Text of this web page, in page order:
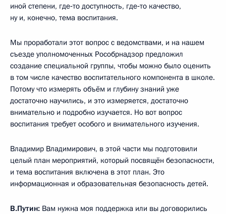
иной степени, где‑то доступность, где‑то качество,
ну и, конечно, тема воспитания.
Мы проработали этот вопрос с ведомствами, и на нашем
съезде уполномоченных Рособрнадзор предложил
создание специальной группы, чтобы можно было оценить
в том числе качество воспитательного компонента в школе.
Потому что измерять объём и глубину знаний уже
достаточно научились, и это измеряется, достаточно
внимательно и подробно изучается. Но вот вопрос
воспитания требует особого и внимательного изучения.
Владимир Владимирович, в этой части мы подготовили
целый план мероприятий, который посвящён безопасности,
и тема воспитания включена в этот план. Это
информационная и образовательная безопасность детей.
В.Путин: Вам нужна моя поддержка или вы договорились